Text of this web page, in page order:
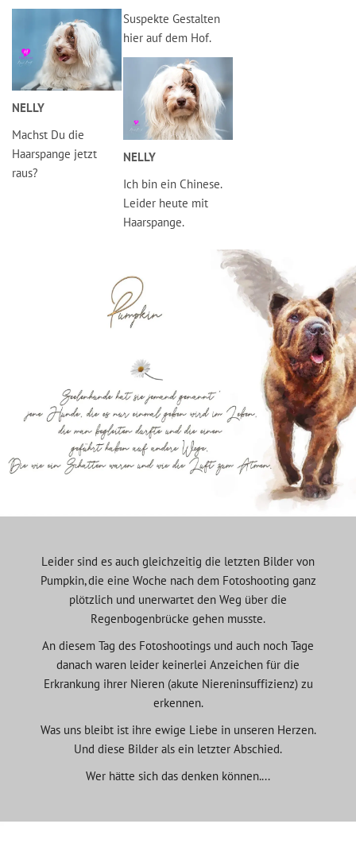
NELLY
Machst Du die
Haarspange jetzt
raus?
Suspekte Gestalten
hier auf dem Hof.
NELLY
Ich bin ein Chinese.
Leider heute mit
Haarspange.
Leider sind es auch gleichzeitig die letzten Bilder von
Pumpkin, die eine Woche nach dem Fotoshooting ganz
plötzlich und unerwartet den Weg über die
Regenbogenbrücke gehen musste.
An diesem Tag des Fotoshootings und auch noch Tage
danach waren leider keinerlei Anzeichen für die
Erkrankung ihrer Nieren (akute Niereninsuffizienz) zu
erkennen.
Was uns bleibt ist ihre ewige Liebe in unseren Herzen.
Und diese Bilder als ein letzter Abschied.
Wer hätte sich das denken können....